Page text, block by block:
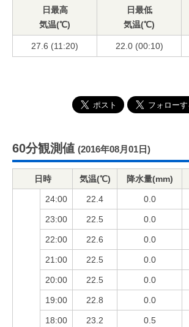
日最高
気温(℃)
日最低
気温(℃)
27.6 (11:20) 22.0 (00:10)
60分観測値 (2016年08月01日)
日時 気温(℃) 降水量(mm)
24:00 22.4 0.0
23:00 22.5 0.0
22:00 22.6 0.0
21:00 22.5 0.0
20:00 22.5 0.0
19:00 22.8 0.0
18:00 23.2 0.5